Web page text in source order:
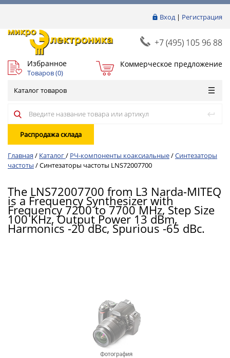
Вход| Регистрация
+7 (495) 105 96 88
Избранное
Товаров (0)
Коммерческое предложение
Каталог товаров
Распродажа склада
Главная / Каталог/ РЧ-компоненты коаксиальные/Синтезаторы
частоты /Синтезаторы частоты LNS72007700
The LNS72007700 from L3 Narda-MITEQ
is a Frequency Synthesizer with
Frequency 7200 to 7700 MHz, Step Size
100 KHz, Output Power 13 dBm,
Harmonics -20 dBc, Spurious -65 dBc.